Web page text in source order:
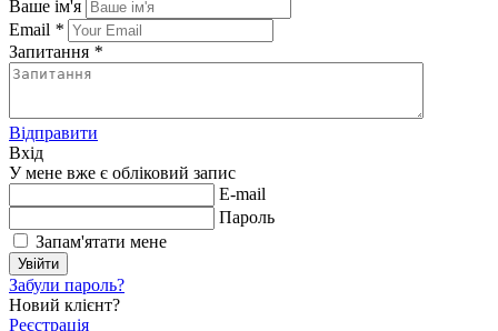
Ваше ім'я
Email *
Запитання *
Відправити
Вхід
У мене вже є обліковий запис
E-mail
Пароль
Запам'ятати мене
Увійти
Забули пароль?
Новий клієнт?
Реєстрація